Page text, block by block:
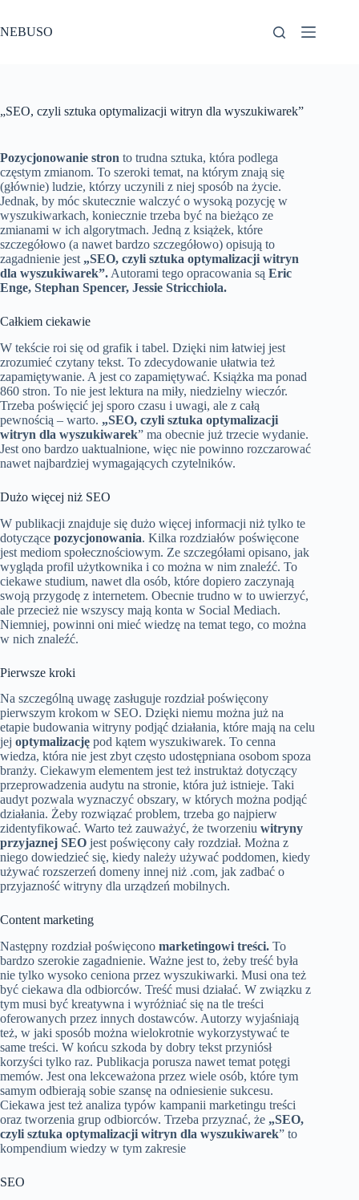
treści
NEBUSO
„SEO, czyli sztuka optymalizacji witryn dla wyszukiwarek”
Pozycjonowanie stron to trudna sztuka, która podlega
częstym zmianom. To szeroki temat, na którym znają się
(głównie) ludzie, którzy uczynili z niej sposób na życie.
Jednak, by móc skutecznie walczyć o wysoką pozycję w
wyszukiwarkach, koniecznie trzeba być na bieżąco ze
zmianami w ich algorytmach. Jedną z książek, które
szczegółowo (a nawet bardzo szczegółowo) opisują to
zagadnienie jest „SEO, czyli sztuka optymalizacji witryn
dla wyszukiwarek”. Autorami tego opracowania są Eric
Enge, Stephan Spencer, Jessie Stricchiola.
Całkiem ciekawie
W tekście roi się od grafik i tabel. Dzięki nim łatwiej jest
zrozumieć czytany tekst. To zdecydowanie ułatwia też
zapamiętywanie. A jest co zapamiętywać. Książka ma ponad
860 stron. To nie jest lektura na miły, niedzielny wieczór.
Trzeba poświęcić jej sporo czasu i uwagi, ale z całą
pewnością – warto. „SEO, czyli sztuka optymalizacji
witryn dla wyszukiwarek” ma obecnie już trzecie wydanie.
Jest ono bardzo uaktualnione, więc nie powinno rozczarować
nawet najbardziej wymagających czytelników.
Dużo więcej niż SEO
W publikacji znajduje się dużo więcej informacji niż tylko te
dotyczące pozycjonowania. Kilka rozdziałów poświęcone
jest mediom społecznościowym. Ze szczegółami opisano, jak
wygląda profil użytkownika i co można w nim znaleźć. To
ciekawe studium, nawet dla osób, które dopiero zaczynają
swoją przygodę z internetem. Obecnie trudno w to uwierzyć,
ale przecież nie wszyscy mają konta w Social Mediach.
Niemniej, powinni oni mieć wiedzę na temat tego, co można
w nich znaleźć.
Pierwsze kroki
Na szczególną uwagę zasługuje rozdział poświęcony
pierwszym krokom w SEO. Dzięki niemu można już na
etapie budowania witryny podjąć działania, które mają na celu
jej optymalizację pod kątem wyszukiwarek. To cenna
wiedza, która nie jest zbyt często udostępniana osobom spoza
branży. Ciekawym elementem jest też instruktaż dotyczący
przeprowadzenia audytu na stronie, która już istnieje. Taki
audyt pozwala wyznaczyć obszary, w których można podjąć
działania. Żeby rozwiązać problem, trzeba go najpierw
zidentyfikować. Warto też zauważyć, że tworzeniu witryny
przyjaznej SEO jest poświęcony cały rozdział. Można z
niego dowiedzieć się, kiedy należy używać poddomen, kiedy
używać rozszerzeń domeny innej niż .com, jak zadbać o
przyjazność witryny dla urządzeń mobilnych.
Content marketing
Następny rozdział poświęcono marketingowi treści. To
bardzo szerokie zagadnienie. Ważne jest to, żeby treść była
nie tylko wysoko ceniona przez wyszukiwarki. Musi ona też
być ciekawa dla odbiorców. Treść musi działać. W związku z
tym musi być kreatywna i wyróżniać się na tle treści
oferowanych przez innych dostawców. Autorzy wyjaśniają
też, w jaki sposób można wielokrotnie wykorzystywać te
same treści. W końcu szkoda by dobry tekst przyniósł
korzyści tylko raz. Publikacja porusza nawet temat potęgi
memów. Jest ona lekceważona przez wiele osób, które tym
samym odbierają sobie szansę na odniesienie sukcesu.
Ciekawa jest też analiza typów kampanii marketingu treści
oraz tworzenia grup odbiorców. Trzeba przyznać, że „SEO,
czyli sztuka optymalizacji witryn dla wyszukiwarek” to
kompendium wiedzy w tym zakresie
SEO